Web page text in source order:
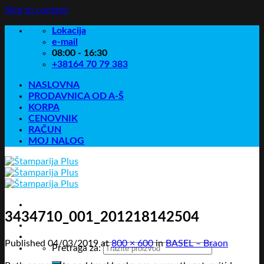
Skip to content
Lokacija
e-mail
08:00 - 16:30
+38164 70 79 383
NASLOVNA
PRODAVNICA OD A-Š
KORPA
CENOVNIK
RAČUN
MOJ NALOG
Pretraga za:
3434710_001_201218142504
Published 04/03/2019 at800 × 600inBASEL – Braon